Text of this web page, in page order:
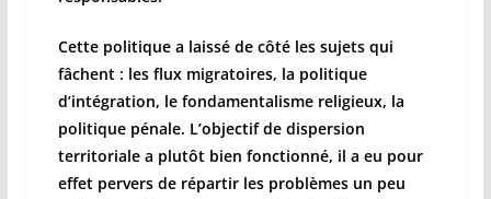
Cette politique a laissé de côté les sujets qui
fâchent : les flux migratoires, la politique
d’intégration, le fondamentalisme religieux, la
politique pénale. L’objectif de dispersion
territoriale a plutôt bien fonctionné, il a eu pour
effet pervers de répartir les problèmes un peu